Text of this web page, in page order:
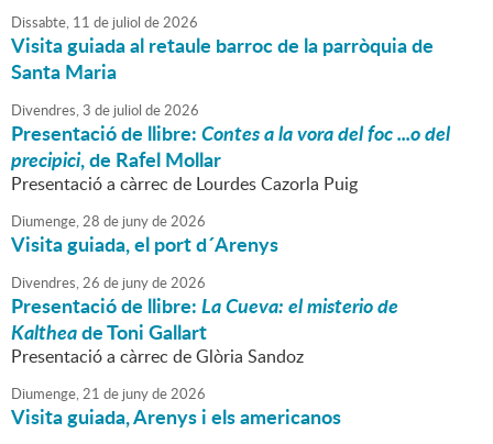
Dissabte, 11 de juliol de2026
Visita guiada al retaule barroc de la parròquia de
Santa Maria
Divendres,3 de juliol de2026
Presentació de llibre:Contes a la vora del foc ...o del
precipici, de Rafel Mollar
Presentació a càrrec de Lourdes Cazorla Puig
Diumenge,28 de junyde2026
Visita guiada, el port d´Arenys
Divendres,26 de junyde2026
Presentació de llibre:La Cueva: el misterio de
Kaltheade Toni Gallart
Presentació a càrrec de Glòria Sandoz
Diumenge,21 de junyde2026
Visita guiada, Arenys i els americanos